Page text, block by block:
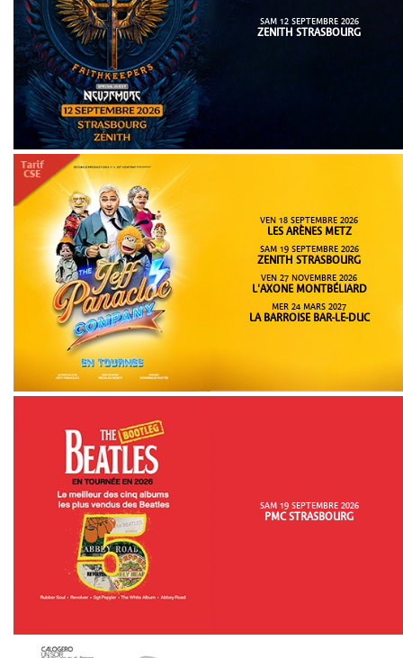
SAM 12 SEPTEMBRE 2026
ZENITH STRASBOURG
VEN 18 SEPTEMBRE 2026
LES ARÈNES METZ
SAM 19 SEPTEMBRE 2026
ZENITH STRASBOURG
VEN 27 NOVEMBRE 2026
L'AXONE MONTBÉLIARD
MER 24 MARS 2027
LA BARROISE BAR-LE-DUC
SAM 19 SEPTEMBRE 2026
PMC STRASBOURG